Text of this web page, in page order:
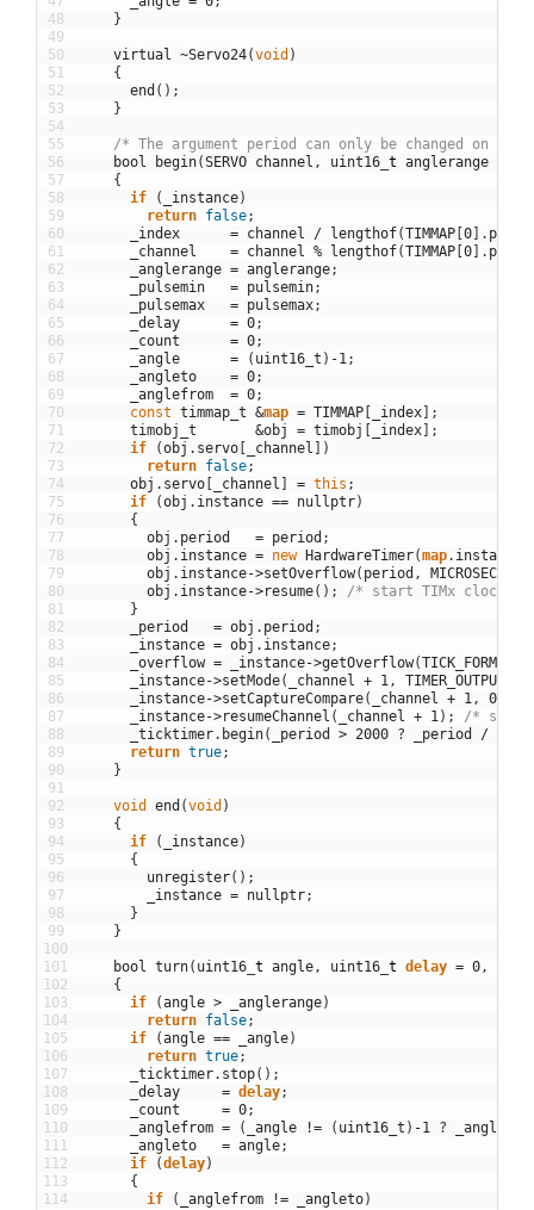
48
49
50
51
52
53
54
55
56
57
58
59
60
61
62
63
64
65
66
67
68
69
70
71
72
73
74
75
76
77
78
79
80
81
82
83
84
85
86
87
88
89
90
91
92
93
94
95
96
97
98
99
100
101
102
103
104
105
106
107
108
109
110
111
112
113
114
}
virtual ~Servo24(void )
{
end ( ) ;
}
/* The argument period can only be changed on a
bool
begin(SERVO channel , uint16 t anglerange
{
if
( _instance)
return false;
_index
= channel / lengthof(TIMMAP 0 .
_channel
= channel % lengthof(TIMMAP 0 .
_anglerange = anglerange;
_pulsemin
= pulsemin;
_pulsemax
= pulsemax;
_delay
= 0;
_count
= 0;
_angle
= ( uint16_t ) -1;
_angleto
= 0;
_anglefrom
= 0;
const timmap_t &map = TIMMAP _index
;
timobj_t
&obj = timobj _index
;
if
(obj . servo _channel
)
return false;
obj . servo _channel = this ;
if
(obj . instance == nullptr)
{
obj . period = period ;
obj . instance = new HardwareTimer(map. instance
obj . instance->setOverflow( period ,
obj . instance->resume( ) ;
/* start TIMx clock */
}
_period
= obj . period ;
_instance = obj . instance;
_overflow = _instance->getOverflow(TICK_FORMAT
_instance->setMode( _channel + 1,
_instance->setCaptureCompare( _channel + 1, 0
_instance->resumeChannel ( _channel + 1) ;
/* start
_ticktimer. begin( _period > 2000 ? _period /
return true;
}
void end (void )
{
if
( _instance)
{
unregister( ) ;
_instance = nullptr;
}
}
bool turn( uint16 t angle, uint16 t delay = 0,
{
if
(angle > _anglerange)
return false;
if
(angle == _angle)
return true;
_ticktimer. stop( ) ;
_delay
= delay;
_count
= 0;
_anglefrom = ( _angle != ( uint16_t ) -1 ? _angle
_angleto
= angle;
if
(delay)
{
if
( _anglefrom != _angleto)